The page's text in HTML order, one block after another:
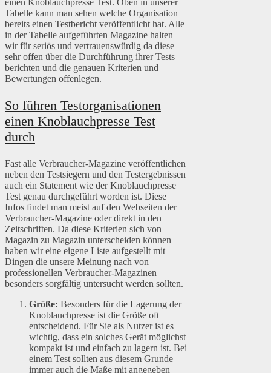
Tabelle kann man sehen welche Organisation
bereits einen Testbericht veröffentlicht hat. Alle
in der Tabelle aufgeführten Magazine halten
wir für seriös und vertrauenswürdig da diese
sehr offen über die Durchführung ihrer Tests
berichten und die genauen Kriterien und
Bewertungen offenlegen.
So führen Testorganisationen
einen Knoblauchpresse Test
durch
Fast alle Verbraucher-Magazine veröffentlichen
neben den Testsiegern und den Testergebnissen
auch ein Statement wie der Knoblauchpresse
Test genau durchgeführt worden ist. Diese
Infos findet man meist auf den Webseiten der
Verbraucher-Magazine oder direkt in den
Zeitschriften. Da diese Kriterien sich von
Magazin zu Magazin unterscheiden können
haben wir eine eigene Liste aufgestellt mit
Dingen die unsere Meinung nach von
professionellen Verbraucher-Magazinen
besonders sorgfältig untersucht werden sollten.
Größe: Besonders für die Lagerung der
Knoblauchpresse ist die Größe oft
entscheidend. Für Sie als Nutzer ist es
wichtig, dass ein solches Gerät möglichst
kompakt ist und einfach zu lagern ist. Bei
einem Test sollten aus diesem Grunde
immer auch die Maße mit angegeben